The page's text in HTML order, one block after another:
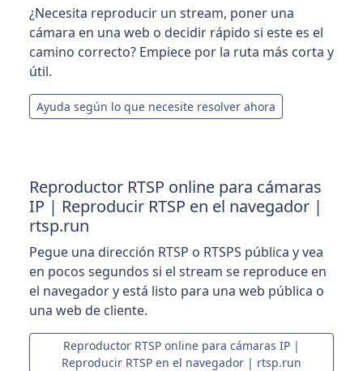
¿Necesita reproducir un stream, poner una
cámara en una web o decidir rápido si este es el
camino correcto? Empiece por la ruta más corta y
útil.
Ayuda según lo que necesite resolver ahora
Reproductor RTSP online para cámaras
IP | Reproducir RTSP en el navegador |
rtsp.run
Pegue una dirección RTSP o RTSPS pública y vea
en pocos segundos si el stream se reproduce en
el navegador y está listo para una web pública o
una web de cliente.
Reproductor RTSP online para cámaras IP |
Reproducir RTSP en el navegador | rtsp.run